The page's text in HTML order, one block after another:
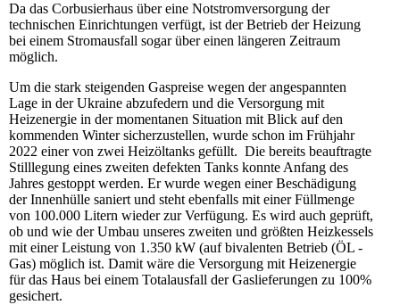
Da das Corbusierhaus über eine Notstromversorgung der
technischen Einrichtungen verfügt, ist der Betrieb der Heizung
bei einem Stromausfall sogar über einen längeren Zeitraum
möglich.
Um die stark steigenden Gaspreise wegen der angespannten
Lage in der Ukraine abzufedern und die Versorgung mit
Heizenergie in der momentanen Situation mit Blick auf den
kommenden Winter sicherzustellen, wurde schon im Frühjahr
2022 einer von zwei Heizöltanks gefüllt. Die bereits beauftragte
Stilllegung eines zweiten defekten Tanks konnte Anfang des
Jahres gestoppt werden. Er wurde wegen einer Beschädigung
der Innenhülle saniert und steht ebenfalls mit einer Füllmenge
von 100.000 Litern wieder zur Verfügung. Es wird auch geprüft,
ob und wie der Umbau unseres zweiten und größten Heizkessels
mit einer Leistung von 1.350 kW (auf bivalenten Betrieb (ÖL -
Gas) möglich ist. Damit wäre die Versorgung mit Heizenergie
für das Haus bei einem Totalausfall der Gaslieferungen zu 100%
gesichert.